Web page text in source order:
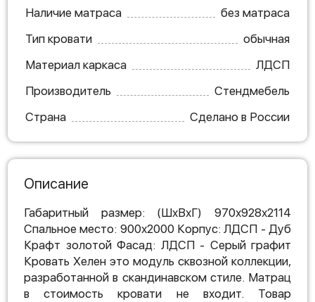
Наличие матраса
без матраса
Тип кровати
обычная
Материал каркаса
ЛДСП
Производитель
Стендмебель
Страна
Сделано в России
Описание
Габаритный размер: (ШхВхГ) 970х928х2114
Спальное место: 900х2000 Корпус: ЛДСП - Дуб
Крафт золотой Фасад: ЛДСП - Серый графит
Кровать Хелен это модуль сквозной коллекции,
разработанной в скандинавском стиле. Матрац
в стоимость кровати не входит. Товар